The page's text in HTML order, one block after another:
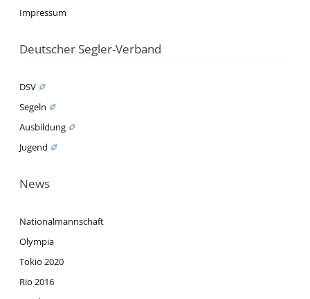
Impressum
Deutscher Segler-Verband
DSV
Segeln
Ausbildung
Jugend
News
Nationalmannschaft
Olympia
Tokio 2020
Rio 2016